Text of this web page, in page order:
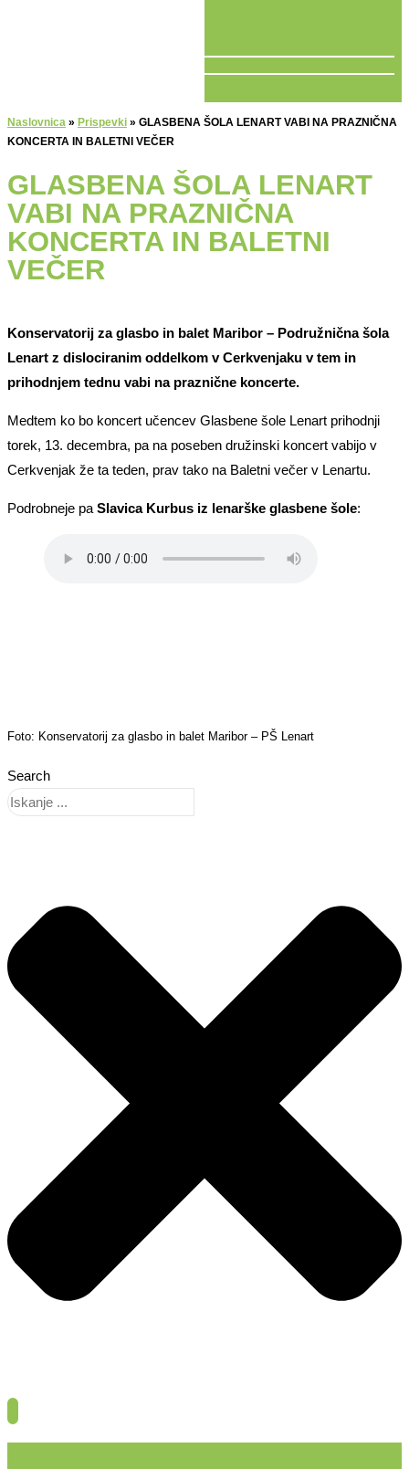
Naslovnica » Prispevki » GLASBENA ŠOLA LENART VABI NA PRAZNIČNA
KONCERTA IN BALETNI VEČER
GLASBENA ŠOLA LENART
VABI NA PRAZNIČNA
KONCERTA IN BALETNI
VEČER
Konservatorij za glasbo in balet Maribor – Podružnična šola
Lenart z dislociranim oddelkom v Cerkvenjaku v tem in
prihodnjem tednu vabi na praznične koncerte.
Medtem ko bo koncert učencev Glasbene šole Lenart prihodnji
torek, 13. decembra, pa na poseben družinski koncert vabijo v
Cerkvenjak že ta teden, prav tako na Baletni večer v Lenartu.
Podrobneje pa Slavica Kurbus iz lenarške glasbene šole:
Foto: Konservatorij za glasbo in balet Maribor – PŠ Lenart
Search